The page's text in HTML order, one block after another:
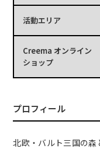
活動エリア
Creema オンライン
ショップ
プロフィール
北欧・バルト三国の